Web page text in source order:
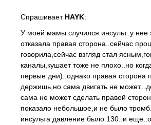
Спрашивает HAYK:
У моей мамы случился инсульт..у нее
отказала правая сторона..сейчас
говорила,сейчас взгляд стал
каналы,кушает тоже не плохо..но
первые дни)..однако правая сторона
держишь,но сама двигать не
сама не может сделать правой
показало небольшое,и не было
инсульта давление было 130..и